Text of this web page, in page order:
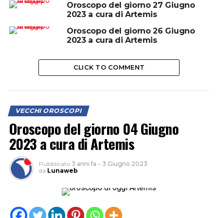
Oroscopo del giorno 27 Giugno
2023 a cura di Artemis
Oroscopo del giorno 26 Giugno
2023 a cura di Artemis
CLICK TO COMMENT
VECCHI OROSCOPI
Oroscopo del giorno 04 Giugno
2023 a cura di Artemis
Pubblicato 3 anni fa – 3 Giugno 2023
da Lunaweb